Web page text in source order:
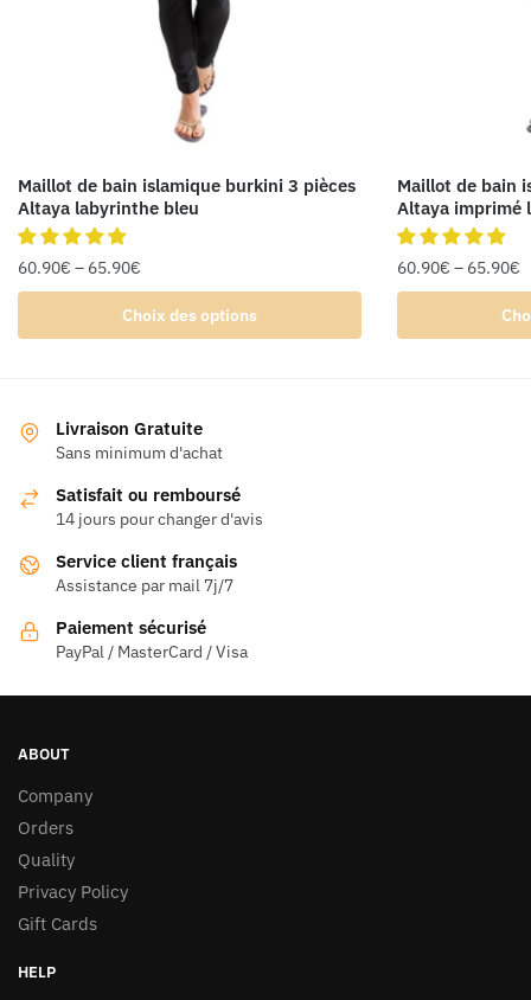
Maillot de bain islamique burkini 3 pièces
Altaya labyrinthe bleu
60.90€ – 65.90€
Choix des options
produit
variations.
Les
peuvent
choisies
la
page
Maillot de bain
Altaya imprimé
60.90€ – 65.90€
produit
Livraison Gratuite
Sans minimum d'achat
Satisfait ou remboursé
14 jours pour changer d'avis
Service client français
Assistance par mail 7j/7
Paiement sécurisé
PayPal / MasterCard / Visa
ABOUT
Company
Orders
Quality
Privacy Policy
Gift Cards
HELP